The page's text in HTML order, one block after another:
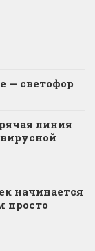
— светофор
линия
начинается
просто